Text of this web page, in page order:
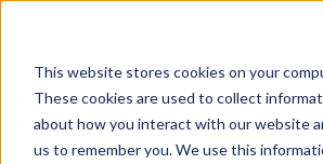
This website stores cookies on your
These cookies are used to collect
about how you interact with our website
us to remember you. We use this